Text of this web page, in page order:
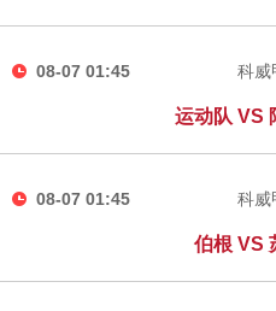
08-07 01:45 科威
运动队 VS
08-07 01:45 科威
伯根 VS